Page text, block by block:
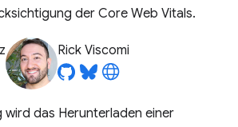
der Core Web Vitals.
Rick Viscomi
wird das Herunterladen einer